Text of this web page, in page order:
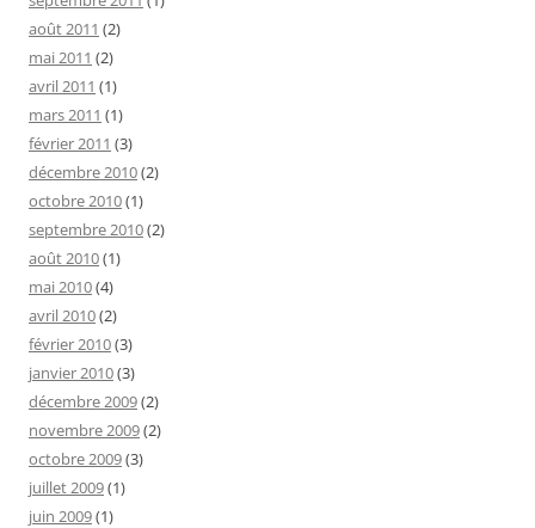
août 2011 (2)
mai 2011 (2)
avril 2011 (1)
mars 2011 (1)
février 2011 (3)
décembre 2010(2)
octobre 2010(1)
septembre 2010(2)
août 2010(1)
mai 2010(4)
avril 2010(2)
février 2010(3)
janvier 2010(3)
décembre 2009(2)
novembre 2009(2)
octobre 2009(3)
juillet 2009(1)
juin 2009(1)